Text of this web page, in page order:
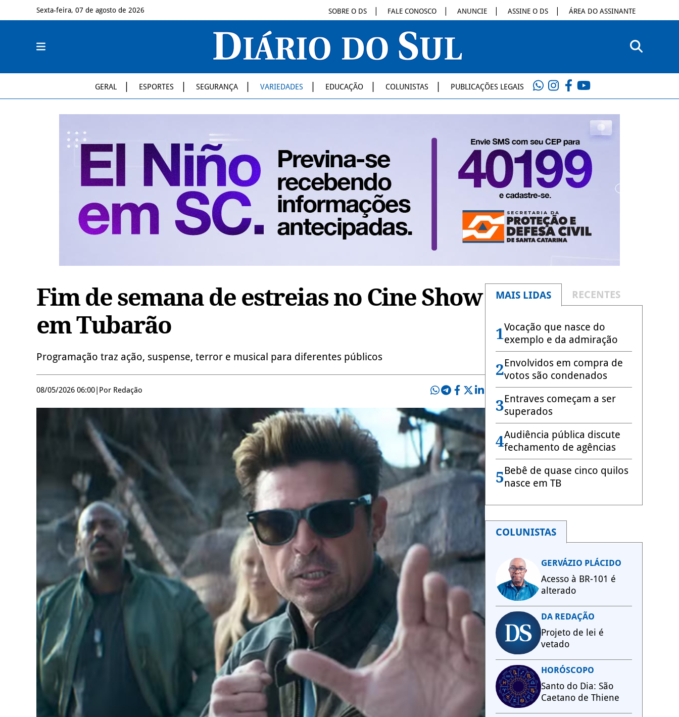
Sexta-feira, 07 de agosto de 2026 SOBRE O DS FALE CONOSCO ANUNCIE ASSINE O DS ÁREA DO ASSINANTE
GERAL ESPORTES SEGURANÇA VARIEDADES EDUCAÇÃO COLUNISTAS PUBLICAÇÕES LEGAIS
Fim de semana de estreias no Cine Show
em Tubarão
Programação traz ação, suspense, terror e musical para diferentes públicos
08/05/2026 06:00 Por Redação
MAIS LIDAS RECENTES
1Vocação que nasce do
exemplo e da admiração
2Envolvidos em compra de
votos são condenados
3Entraves começam a ser
superados
4Audiência pública discute
fechamento de agências
5Bebê de quase cinco quilos
nasce em TB
COLUNISTAS
GERVÁZIO PLÁCIDO
Acesso à BR-101 é
alterado
DA REDAÇÃO
Projeto de lei é
vetado
HORÓSCOPO
Santo do Dia: São
Caetano de Thiene